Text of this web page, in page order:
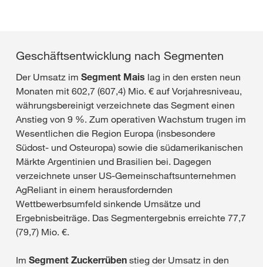
Geschäftsentwicklung nach Segmenten
Der Umsatz im Segment Mais lag in den ersten neun
Monaten mit 602,7 (607,4) Mio. € auf Vorjahresniveau,
währungsbereinigt verzeichnete das Segment einen
Anstieg von 9 %. Zum operativen Wachstum trugen im
Wesentlichen die Region Europa (insbesondere
Südost- und Osteuropa) sowie die südamerikanischen
Märkte Argentinien und Brasilien bei. Dagegen
verzeichnete unser US-Gemeinschaftsunternehmen
AgReliant in einem herausfordernden
Wettbewerbsumfeld sinkende Umsätze und
Ergebnisbeiträge. Das Segmentergebnis erreichte 77,7
(79,7) Mio. €.
Im Segment Zuckerrüben stieg der Umsatz in den